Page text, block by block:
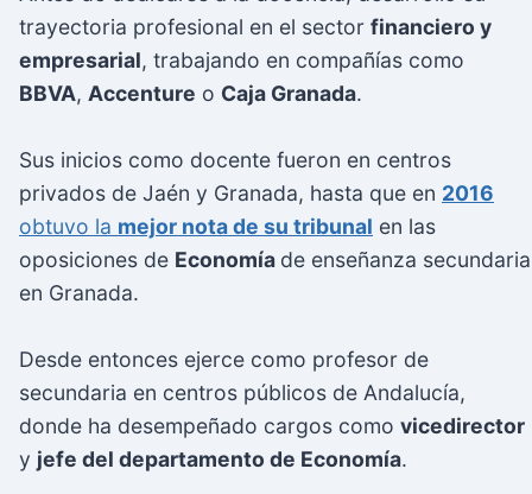
trayectoria profesional en el sector financiero y
empresarial, trabajando en compañías como
BBVA, Accenture o Caja Granada.
Sus inicios como docente fueron en centros
privados de Jaén y Granada, hasta que en 2016
obtuvo la mejor nota de su tribunal en las
oposiciones de Economía de enseñanza secundaria
en Granada.
Desde entonces ejerce como profesor de
secundaria en centros públicos de Andalucía,
donde ha desempeñado cargos como vicedirector
y jefe del departamento de Economía.